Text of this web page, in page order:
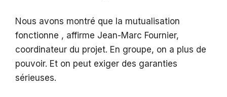
Nous avons montré que la mutualisation
fonctionne , affirme Jean-Marc Fournier,
coordinateur du projet. En groupe, on a plus de
pouvoir. Et on peut exiger des garanties
sérieuses.